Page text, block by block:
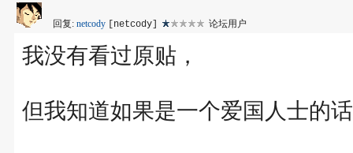
回复: netcody [netcody] 论坛用户
我没有看过原贴，
但我知道如果是一个爱国人士的